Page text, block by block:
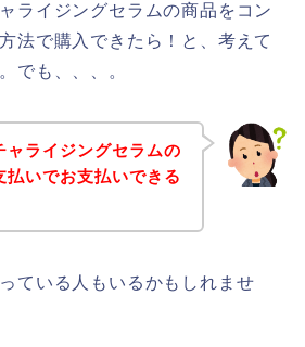
ライジングセラムの商品をコン
法で購入できたら！と、考えて
でも、、、。
ャライジングセラムの
払いでお支払いできる
ている人もいるかもしれませ